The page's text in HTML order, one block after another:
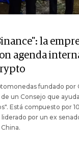
la
agenda
fundado por
un Consejo que
Está compuesto por
por un ex